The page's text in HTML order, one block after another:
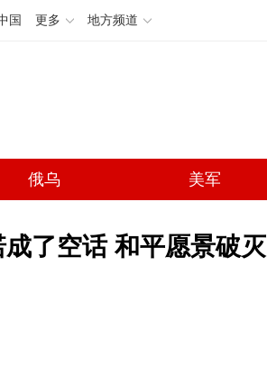
国 更多 地方频道
俄乌 美军
了空话 和平愿景破灭